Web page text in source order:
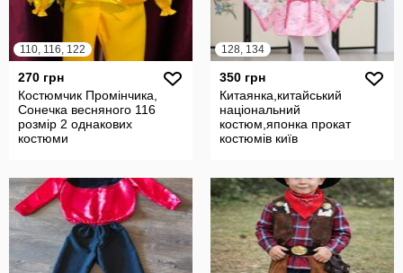
110, 116, 122
270 грн
Костюмчик Промінчика,
Сонечка весняного 116
розмір 2 однакових
костюми
128, 134
350 грн
Китаянка,китайський
національний
костюм,японка прокат
костюмів київ